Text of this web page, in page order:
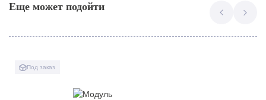
Еще может подойти
Под заказ